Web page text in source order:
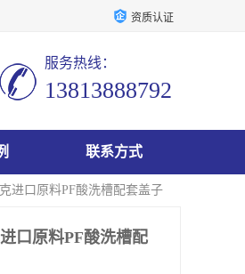
资质认证
服务热线：
13813888792
联系方式
进口原料PF酸洗槽配套盖子
口原料PF酸洗槽配